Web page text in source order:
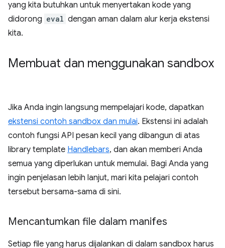
yang kita butuhkan untuk menyertakan kode yang
didorong eval dengan aman dalam alur kerja ekstensi
kita.
Membuat dan menggunakan sandbox
Jika Anda ingin langsung mempelajari kode, dapatkan
ekstensi contoh sandbox dan mulai. Ekstensi ini adalah
contoh fungsi API pesan kecil yang dibangun di atas
library template Handlebars, dan akan memberi Anda
semua yang diperlukan untuk memulai. Bagi Anda yang
ingin penjelasan lebih lanjut, mari kita pelajari contoh
tersebut bersama-sama di sini.
Mencantumkan file dalam manifes
Setiap file yang harus dijalankan di dalam sandbox harus